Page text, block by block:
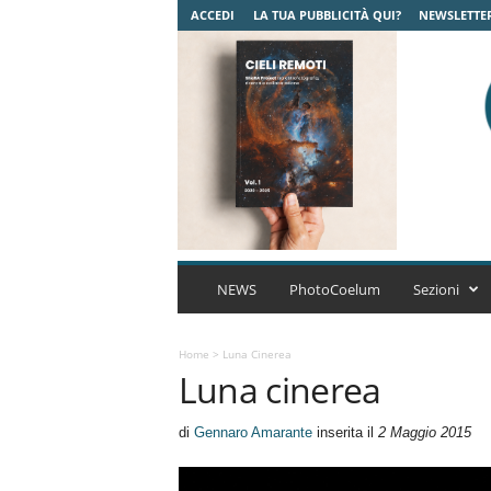
ACCEDI LA TUA PUBBLICITÀ QUI?
C
r
NEWS PhotoCoelum Sezioni
Home > Luna Cinerea
Luna cinerea
di Gennaro Amaranteinserita il 2 Maggio 2015